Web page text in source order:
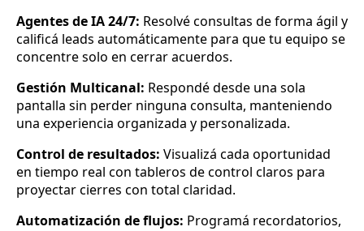
Agentes de IA 24/7: Resolvé consultas de forma ágil y
calificá leads automáticamente para que tu equipo se
concentre solo en cerrar acuerdos.
Gestión Multicanal: Respondé desde una sola
pantalla sin perder ninguna consulta, manteniendo
una experiencia organizada y personalizada.
Control de resultados: Visualizá cada oportunidad
en tiempo real con tableros de control claros para
proyectar cierres con total claridad.
Automatización de flujos: Programá recordatorios,